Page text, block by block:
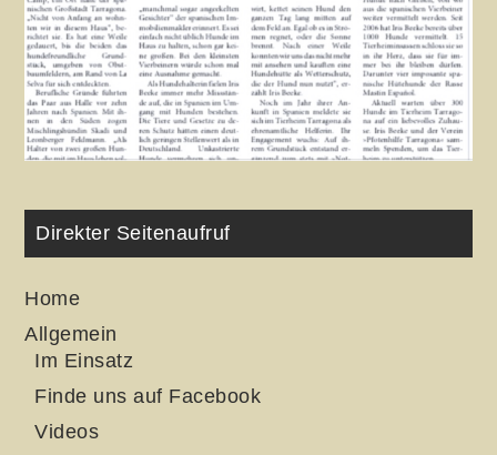
Direkter Seitenaufruf
Home
Allgemein
Im Einsatz
Finde uns auf Facebook
Videos